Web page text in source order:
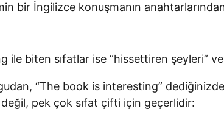
bir İngilizce konuşmanın
biten sıfatlar ise “hissettiren şeyleri”
“The book is interesting”
pek çok sıfat çifti için geçerlidir: